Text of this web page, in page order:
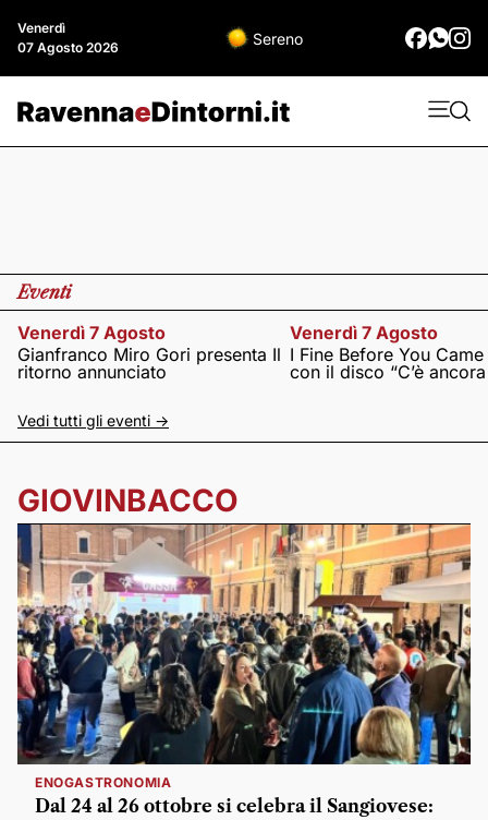
Venerdì
07 Agosto 2026
Sereno
Eventi
Venerdì 7 Agosto
Gianfranco Miro Gori presenta Il
ritorno annunciato
Venerdì 7 Agosto
I Fine Before You
con il disco “C’è
Vedi tutti gli eventi ->
GIOVINBACCO
ENOGASTRONOMIA
Dal 24 al 26 ottobre si celebra il Sangiovese: